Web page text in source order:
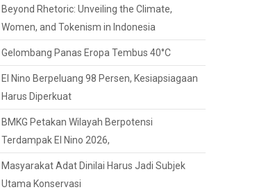
Beyond Rhetoric: Unveiling the Climate,
Women, and Tokenism in Indonesia
Gelombang Panas Eropa Tembus 40°C
El Nino Berpeluang 98 Persen, Kesiapsiagaan
Harus Diperkuat
BMKG Petakan Wilayah Berpotensi
Terdampak El Nino 2026,
Masyarakat Adat Dinilai Harus Jadi Subjek
Utama Konservasi